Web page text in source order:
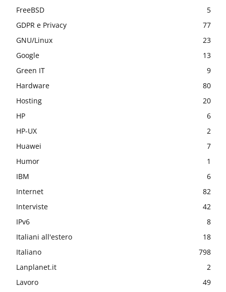
FreeBSD
5
GDPR e Privacy
77
GNU/Linux
23
Google
13
Green IT
9
Hardware
80
Hosting
20
HP
6
HP-UX
2
Huawei
7
Humor
1
IBM
6
Internet
82
Interviste
42
IPv6
8
Italiani all'estero
18
Italiano
798
Lanplanet.it
2
Lavoro
49